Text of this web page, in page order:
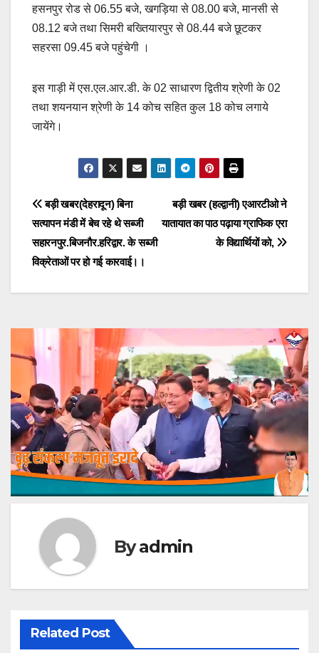
हसनपुर रोड से 06.55 बजे, खगड़िया से 08.00 बजे, मानसी से
08.12 बजे तथा सिमरी बख्तियारपुर से 08.44 बजे छूटकर
सहरसा 09.45 बजे पहुंचेगी ।
इस गाड़ी में एस.एल.आर.डी. के 02 साधारण द्वितीय श्रेणी के 02
तथा शयनयान श्रेणी के 14 कोच सहित कुल 18 कोच लगाये
जायेंगे।
Post
navigation
बड़ी खबर (हल्द्वानी) एआरटीओ ने
यातायात का पाठ पढ़ाया ग्राफिक एरा
के विद्यार्थियों को,
बड़ी खबर(देहरादून) बिना
सत्यापन मंडी में बेच रहे थे सब्जी
सहारनपुर.बिजनौर.हरिद्वार. के सब्जी
विक्रेताओं पर हो गई कारवाई।।
Byadmin
Related Post